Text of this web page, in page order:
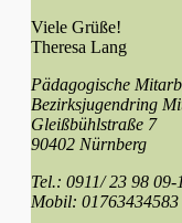
Viele Grüße!
Theresa Lang
Pädagogische
Bezirksjugendring
Gleißbühlstraße 7
90402 Nürnberg
Tel.: 0911/ 23 98 09-
Mobil: 01763434583